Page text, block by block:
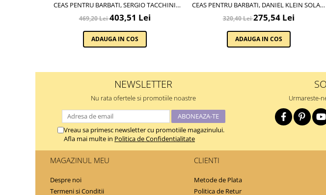
CEAS PENTRU BARBATI, SERGIO TACCHINI
ARCHIVIO, ST.1.10186.4
469,20 Lei403,51 Lei
ADAUGA IN COS
CEAS PENTRU BARBATI, DANIEL KLEIN SOLAR,
DK.1.13198.5
320,40 Lei275,54 Lei
ADAUGA IN COS
NEWSLETTER
Nu rata ofertele si promotiile noastre
Vreau sa primesc newsletter cu promotiile magazinului.
Afla mai multe in Politica de Confidentialitate
Urmareste-
MAGAZINUL MEU
Despre noi
Termeni si Conditii
CLIENTI
Metode de Plata
Politica de Retur